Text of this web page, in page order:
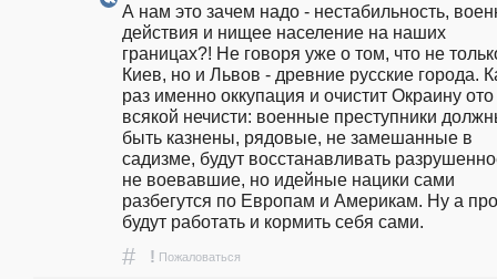
А нам это зачем надо - нестабильность,
действия и нищее население на наших
границах?! Не говоря уже о том, что не
Киев, но и Львов - древние русские города.
раз именно оккупация и очистит Окраину ото
всякой нечисти: военные преступники
быть казнены, рядовые, не замешанные в
садизме, будут восстанавливать
не воевавшие, но идейные нацики сами
разбегутся по Европам и Америкам. Ну а
будут работать и кормить себя сами.
# ! Пожаловаться